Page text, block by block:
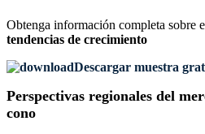
Obtenga información completa sobre
tendencias de crecimiento
Descargar muestra
Perspectivas regionales del
cono